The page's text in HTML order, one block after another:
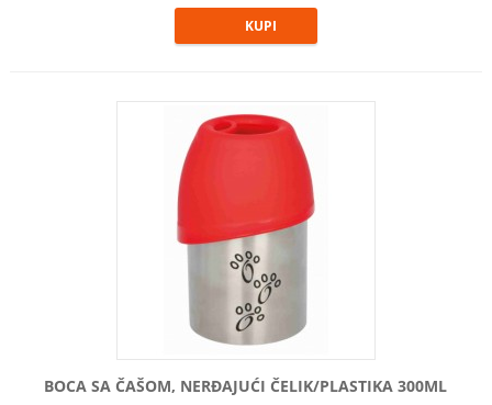
BOCA SA ČAŠOM, NERĐAJUĆI ČELIK/PLASTIKA 300ML